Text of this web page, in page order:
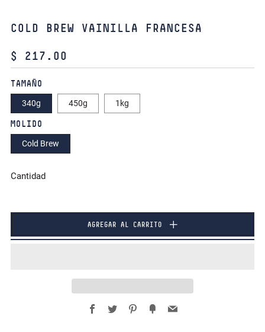
COLD BREW VAINILLA FRANCESA
PRECIO
HABITUAL
$ 217.00
TAMAÑO
340g 450g 1kg
MOLIDO
Cold Brew
Cantidad
AGREGAR AL CARRITO
Facebook
Twitter Pinterest
Fancy